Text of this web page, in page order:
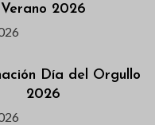
Verano 2026
Día del Orgullo
2026